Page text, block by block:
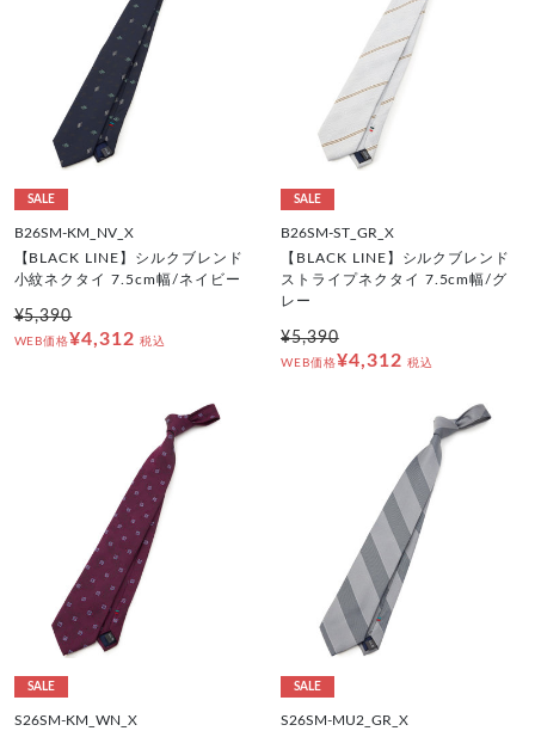
SALE
B26SM-KM_NV_X
【BLACK LINE】シルクブレンド
小紋ネクタイ 7.5cm幅/ネイビー
¥5,390
WEB価格¥4,312 税込
SALE
B26SM-ST_GR_X
【BLACK LINE】シルクブレンド
ストライプネクタイ 7.5cm幅/グ
レー
¥5,390
WEB価格¥4,312 税込
SALE
S26SM-KM_WN_X
SALE
S26SM-MU2_GR_X